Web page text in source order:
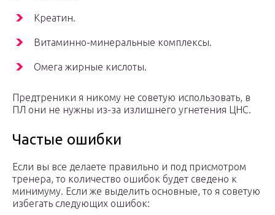
Креатин.
Витаминно-минеральные комплексы.
Омега жирные кислоты.
Предтреники я никому не советую использовать, в
ПЛ они не нужны из-за излишнего угнетения ЦНС.
Частые ошибки
Если вы все делаете правильно и под присмотром
тренера, то количество ошибок будет сведено к
минимуму. Если же выделить основные, то я советую
избегать следующих ошибок: